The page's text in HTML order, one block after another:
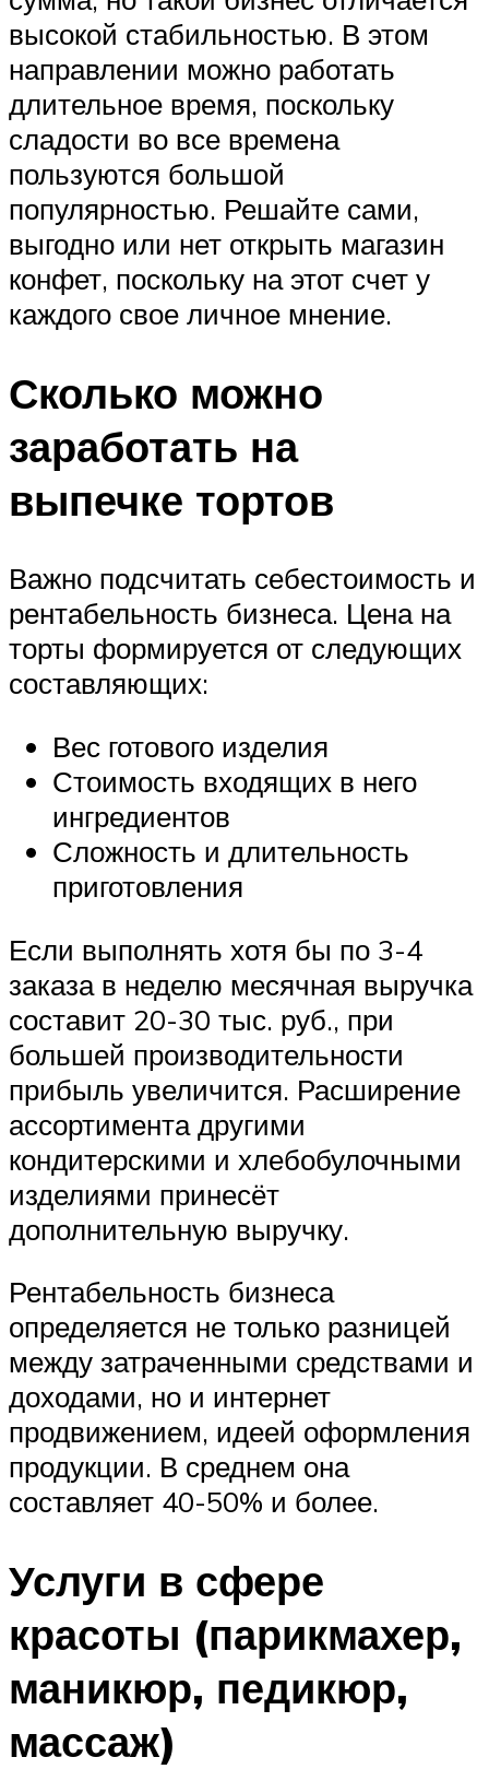
высокой стабильностью. В этом
направлении можно работать
длительное время, поскольку
сладости во все времена
пользуются большой
популярностью. Решайте сами,
выгодно или нет открыть магазин
конфет, поскольку на этот счет у
каждого свое личное мнение.
Сколько можно
заработать на
выпечке тортов
Важно подсчитать себестоимость и
рентабельность бизнеса. Цена на
торты формируется от следующих
составляющих:
Вес готового изделия
Стоимость входящих в него
ингредиентов
Сложность и длительность
приготовления
Если выполнять хотя бы по 3-4
заказа в неделю месячная выручка
составит 20-30 тыс. руб., при
большей производительности
прибыль увеличится. Расширение
ассортимента другими
кондитерскими и хлебобулочными
изделиями принесёт
дополнительную выручку.
Рентабельность бизнеса
определяется не только разницей
между затраченными средствами и
доходами, но и интернет
продвижением, идеей оформления
продукции. В среднем она
составляет 40-50% и более.
Услуги в сфере
красоты (парикмахер,
маникюр, педикюр,
массаж)